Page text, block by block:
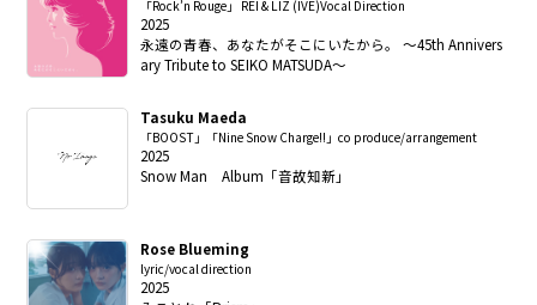
「Rock’n Rouge」 REI & LIZ (IVE)Vocal Direction
2025
永遠の青春、あなたがそこにいたから。 〜45th Annivers
ary Tribute to SEIKO MATSUDA〜
Tasuku Maeda
「BOOST」「Nine Snow Charge!!」co produce/arrangement
2025
Snow Man Album「音故知新」
Rose Blueming
lyric/vocal direction
2025